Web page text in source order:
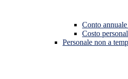
Conto
Costo
Personale non a